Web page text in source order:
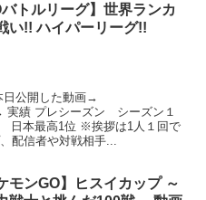
バトルリーグ】世界ランカ
い!! ハイパーリーグ!!
日公開した動画→
シーズン シーズン１
本最高1位 ※挨拶は1人１回で
配信者や対戦相手...
モンGO】ヒスイカップ ～